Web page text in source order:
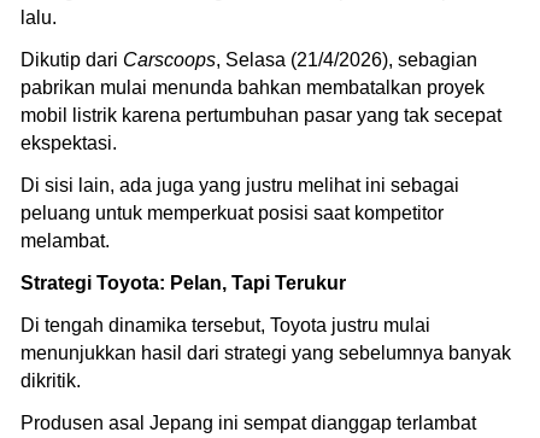
lalu.
Dikutip dari Carscoops, Selasa (21/4/2026), sebagian
pabrikan mulai menunda bahkan membatalkan proyek
mobil listrik karena pertumbuhan pasar yang tak secepat
ekspektasi.
Di sisi lain, ada juga yang justru melihat ini sebagai
peluang untuk memperkuat posisi saat kompetitor
melambat.
Strategi Toyota: Pelan, Tapi Terukur
Di tengah dinamika tersebut, Toyota justru mulai
menunjukkan hasil dari strategi yang sebelumnya banyak
dikritik.
Produsen asal Jepang ini sempat dianggap terlambat